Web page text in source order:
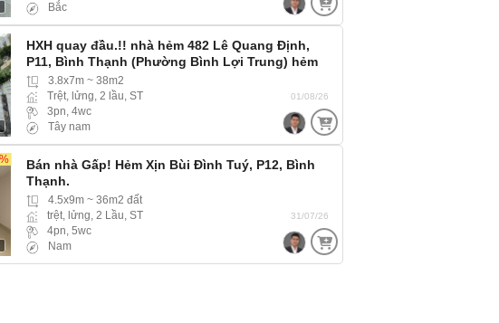
Bắc
HXH quay đầu.!! nhà hẻm 482 Lê Quang Định,
P11, Bình Thạnh (Phường Bình Lợi Trung) hẻm
Xe hơi, Xe tải ra vào thoải mái
3.8x7m ~ 38m2
Trệt, lửng, 2 lầu, ST
3pn, 4wc
Tây nam
01/08/26
Bán nhà Gấp! Hẻm Xịn Bùi Đình Tuý, P12, Bình
Thạnh.
4.5x9m ~ 36m2 đất
trệt, lửng, 2 Lầu, ST
4pn, 5wc
Nam
31/07/26